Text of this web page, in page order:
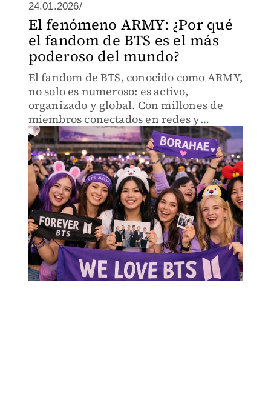
24.01.2026/
El fenómeno ARMY: ¿Por qué
el fandom de BTS es el más
poderoso del mundo?
El fandom de BTS, conocido como ARMY,
no solo es numeroso: es activo,
organizado y global. Con millones de
miembros conectados en redes y
plataformas oficiales, la comunidad
demuestra cómo la pasión por una
banda puede convertirse en un
fenómeno.